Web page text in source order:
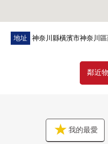
地址 神奈川縣橫濱市神奈川區
鄰近
我的最愛